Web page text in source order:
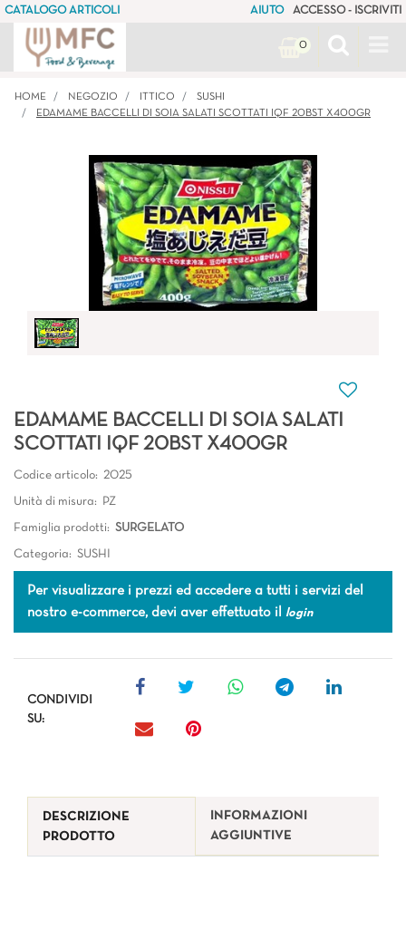
CATALOGO ARTICOLI AIUTO ACCESSO - ISCRIVITI
0
HOME NEGOZIO ITTICO
SUSHI
EDAMAME BACCELLI DI SOIA SALATI SCOTTATI IQF 20BST X400GR
EDAMAME BACCELLI DI SOIA SALATI
SCOTTATI IQF 20BST X400GR
Codice articolo: 2025
Unità di misura: PZ
Famiglia prodotti: SURGELATO
Categoria: SUSHI
Per visualizzare i prezzi ed accedere a tutti i servizi del
nostro e-commerce, devi aver effettuato il login
CONDIVIDI
SU:
DESCRIZIONE
PRODOTTO
INFORMAZIONI
AGGIUNTIVE